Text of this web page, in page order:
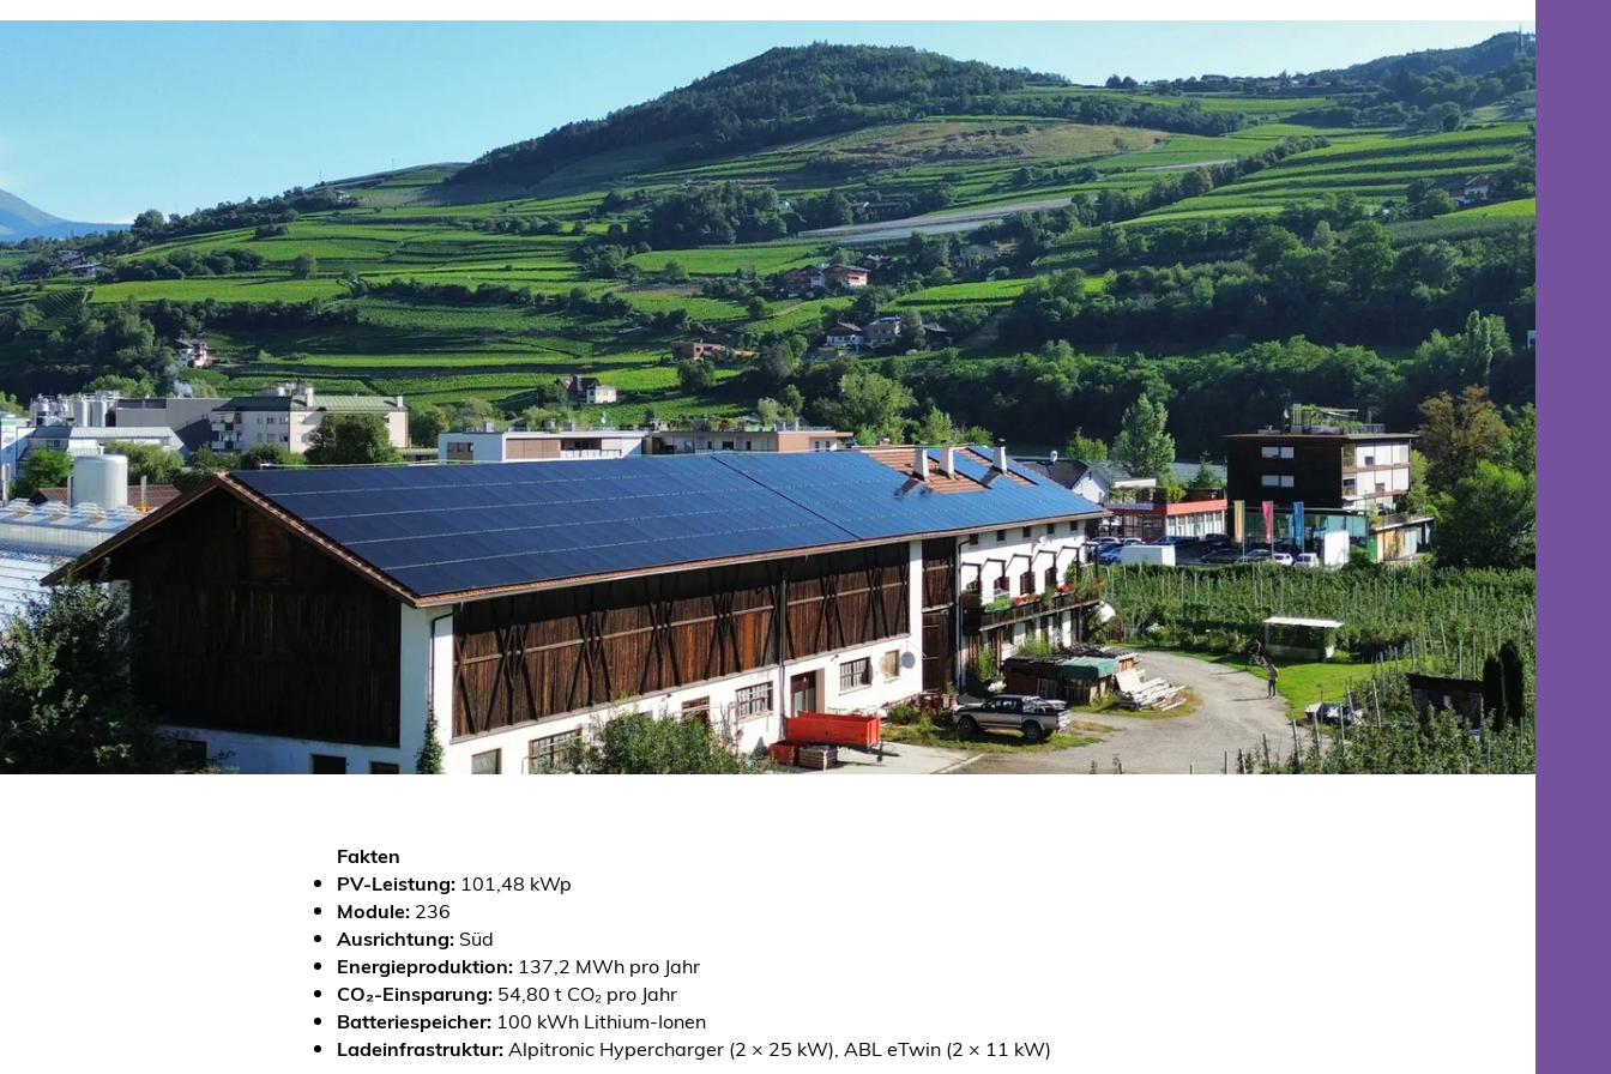
Fakten
PV-Leistung: 101,48 kWp
Module: 236
Ausrichtung: Süd
Energieproduktion: 137,2 MWh pro Jahr
CO₂-Einsparung: 54,80 t CO₂ pro Jahr
Batteriespeicher: 100 kWh Lithium-Ionen
Ladeinfrastruktur:Alpitronic Hypercharger (2 × 25 kW), ABL eTwin (2 × 11 kW)